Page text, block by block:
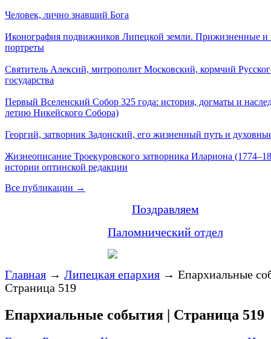
Человек, лично знавший Бога
Иконография подвижников Липецкой земли. Прижизненные и
портреты
Святитель Алексий, митрополит Московский, кормчий
государства
Первый Вселенский Собор 325 года: история, догматы и
летию Никейского Собора)
Георгий, затворник Задонский, его жизненный путь и
Жизнеописание Троекуровского затворника Илариона
истории оптинской редакции
Все публикации →
Поздравляем
Паломнический отдел
Главная → Липецкая епархия → Епархиальные
Страница 519
Епархиальные события | Страница 519